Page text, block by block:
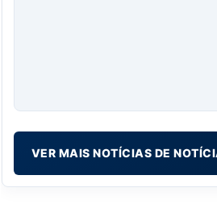
VER MAIS NOTÍCIAS DE